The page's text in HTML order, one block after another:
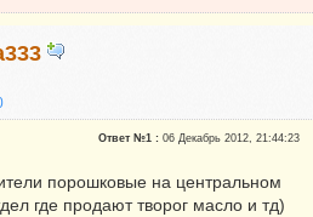
Ответ №1 :06 Декабрь 2012, 21:44:23
порошковые на центральном
где продают творог масло и тд)